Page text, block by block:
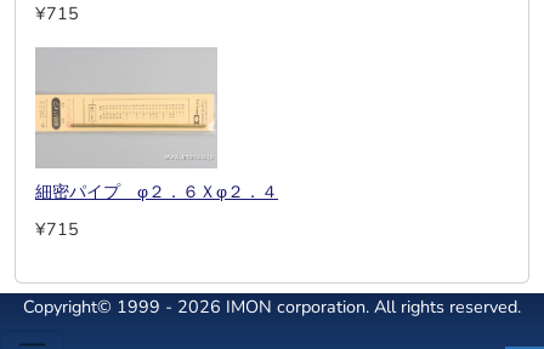
¥715
細密パイプ φ２．６Ｘφ２．４
¥715
Copyright© 1999 - 2026 IMON corporation. All rights reserved.